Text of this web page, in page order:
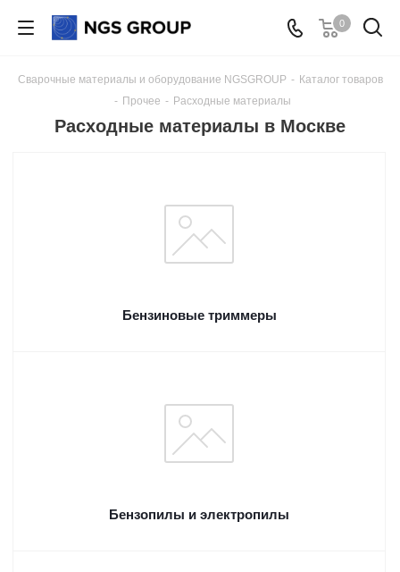
0
Сварочные материалы и оборудование NGSGROUP - Каталог товаров
- Прочее - Расходные материалы
Расходные материалы в Москве
Бензиновые триммеры
Бензопилы и электропилы